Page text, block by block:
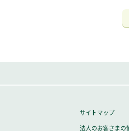
サイトマップ
法人のお客さまの